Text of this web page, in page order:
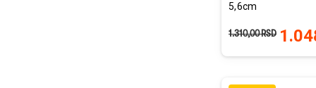
5,6cm
1.310,00RSD